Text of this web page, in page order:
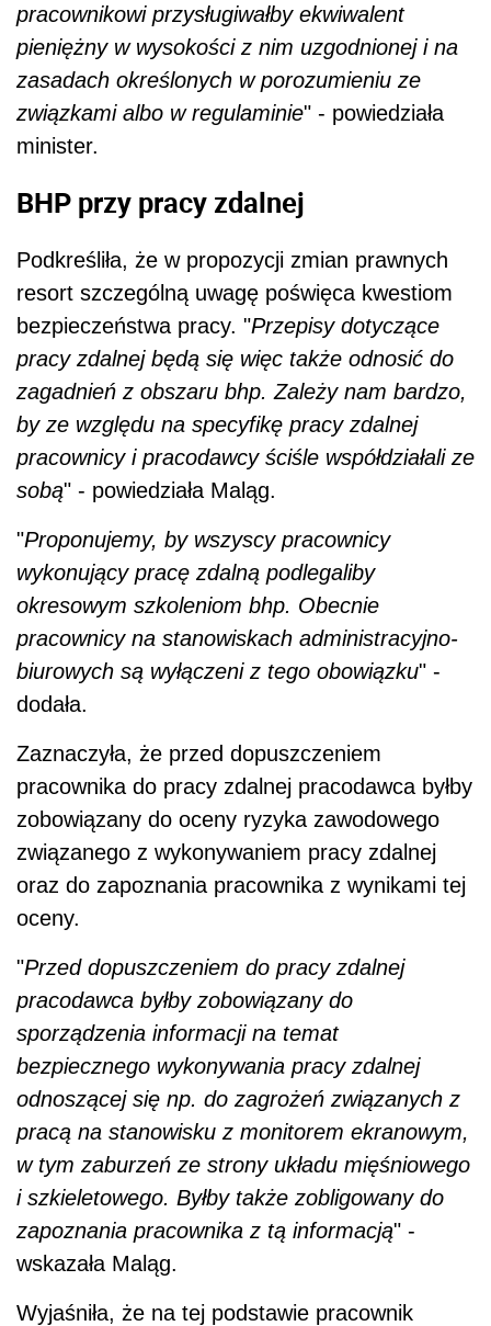
pracownikowi przysługiwałby ekwiwalent
pieniężny w wysokości z nim uzgodnionej i na
zasadach określonych w porozumieniu ze
związkami albo w regulaminie" - powiedziała
minister.
BHP przy pracy zdalnej
Podkreśliła, że w propozycji zmian prawnych
resort szczególną uwagę poświęca kwestiom
bezpieczeństwa pracy. "Przepisy dotyczące
pracy zdalnej będą się więc także odnosić do
zagadnień z obszaru bhp. Zależy nam bardzo,
by ze względu na specyfikę pracy zdalnej
pracownicy i pracodawcy ściśle współdziałali ze
sobą" - powiedziała Maląg.
"Proponujemy, by wszyscy pracownicy
wykonujący pracę zdalną podlegaliby
okresowym szkoleniom bhp. Obecnie
pracownicy na stanowiskach administracyjno-
biurowych są wyłączeni z tego obowiązku" -
dodała.
Zaznaczyła, że przed dopuszczeniem
pracownika do pracy zdalnej pracodawca byłby
zobowiązany do oceny ryzyka zawodowego
związanego z wykonywaniem pracy zdalnej
oraz do zapoznania pracownika z wynikami tej
oceny.
"Przed dopuszczeniem do pracy zdalnej
pracodawca byłby zobowiązany do
sporządzenia informacji na temat
bezpiecznego wykonywania pracy zdalnej
odnoszącej się np. do zagrożeń związanych z
pracą na stanowisku z monitorem ekranowym,
w tym zaburzeń ze strony układu mięśniowego
i szkieletowego. Byłby także zobligowany do
zapoznania pracownika z tą informacją" -
wskazała Maląg.
Wyjaśniła, że na tej podstawie pracownik